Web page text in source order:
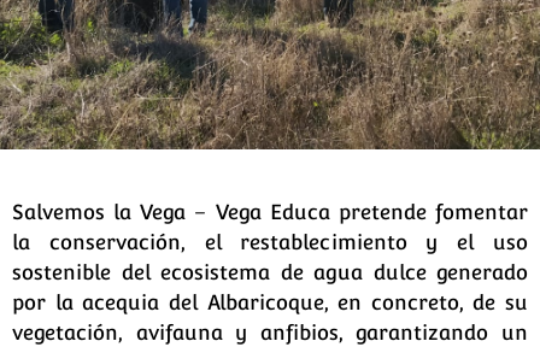
Salvemos la Vega – Vega Educa pretende fomentar
la conservación, el restablecimiento y el uso
sostenible del ecosistema de agua dulce generado
por la acequia del Albaricoque, en concreto, de su
vegetación, avifauna y anfibios, garantizando un